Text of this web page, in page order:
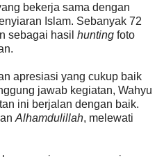
bekerja sama dengan
Islam. Sebanyak 72
sebagai hasil hunting foto
apresiasi yang cukup baik
jawab kegiatan, Wahyu
ini berjalan dengan baik.
Alhamdulillah, melewati